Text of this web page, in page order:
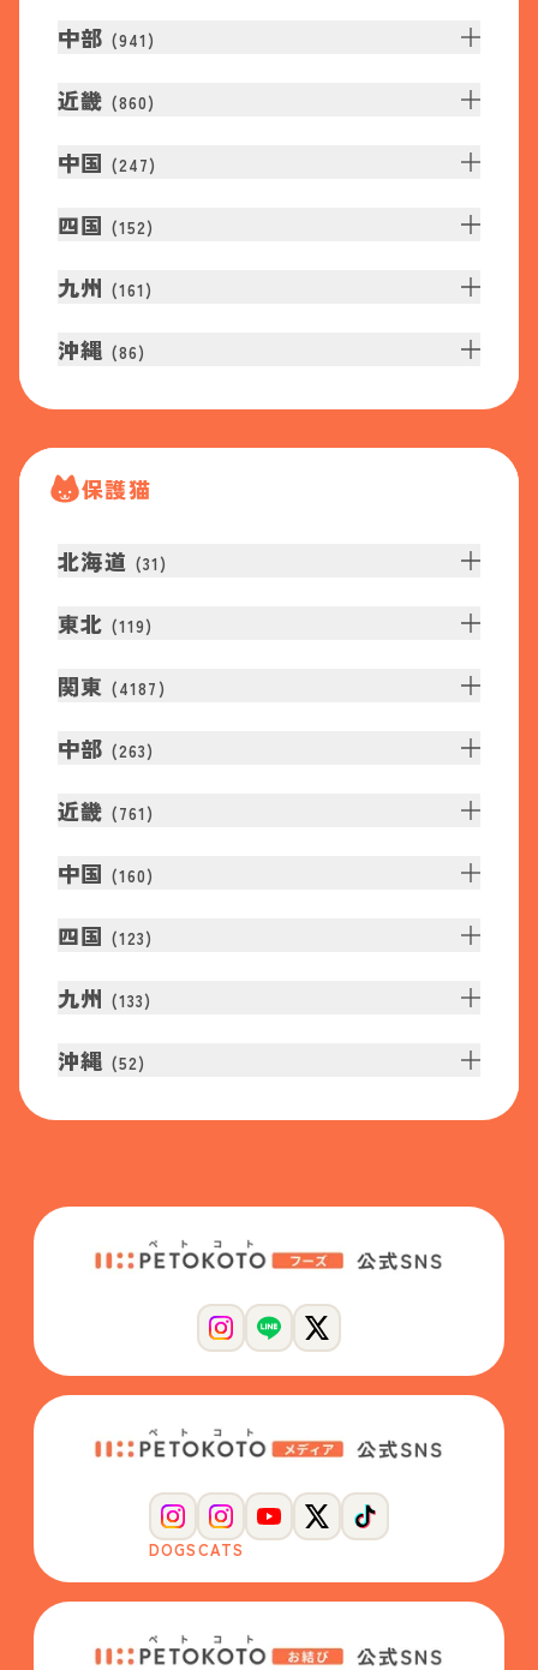
中部 (941 )
近畿 (860)
中国 (247)
四国 (152)
九州 (161 )
沖縄 (86)
保護猫
北海道 (31 )
東北 (119)
関東 (4187 )
中部 (263)
近畿 (761 )
中国 (160)
四国 (123)
九州 (133)
沖縄 (52)
DOGSCATS